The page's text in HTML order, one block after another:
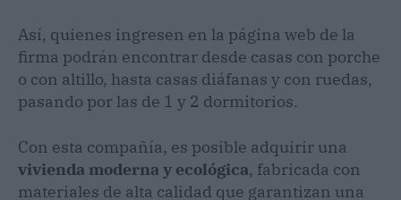
Así, quienes ingresen en la página web de la
firma podrán encontrar desde casas con porche
o con altillo, hasta casas diáfanas y con ruedas,
pasando por las de 1 y 2 dormitorios.
Con esta compañía, es posible adquirir una
vivienda moderna y ecológica, fabricada con
materiales de alta calidad que garantizan una